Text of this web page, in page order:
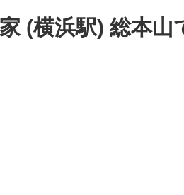
(横浜駅) 総本山